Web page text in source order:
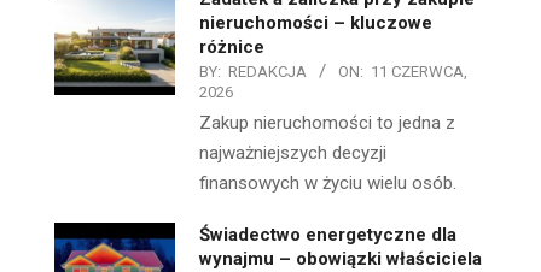
nieruchomości – kluczowe
różnice
BY: REDAKCJA ON: 11 CZERWCA,
2026
Zakup nieruchomości to jedna z
najważniejszych decyzji
finansowych w życiu wielu osób.
Świadectwo energetyczne dla
wynajmu – obowiązki właściciela